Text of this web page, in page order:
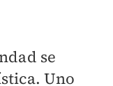
se
Uno